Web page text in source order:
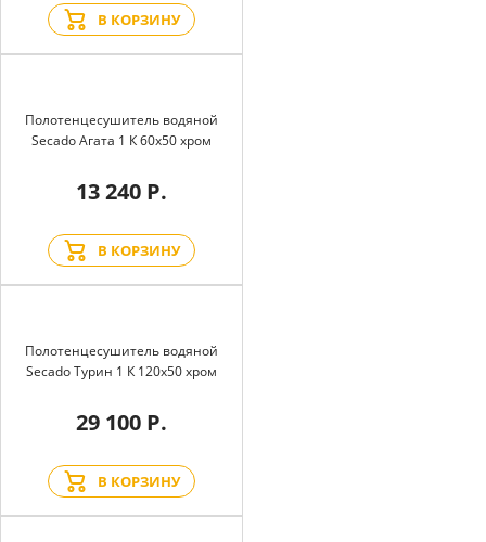
В КОРЗИНУ
Полотенцесушитель водяной
Secado Агата 1 К 60x50 хром
13 240 Р.
В КОРЗИНУ
Полотенцесушитель водяной
Secado Турин 1 К 120x50 хром
29 100 Р.
В КОРЗИНУ